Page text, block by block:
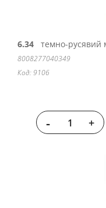
6.34 темно-русявий
8008277040349
Код: 9106
- +